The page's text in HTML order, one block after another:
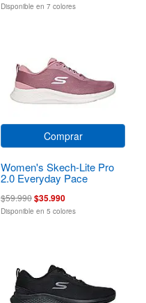
Disponible en 7 colores
Comprar
Women's Skech-Lite Pro
2.0 Everyday Pace
$59.990$35.990
Disponible en 5 colores